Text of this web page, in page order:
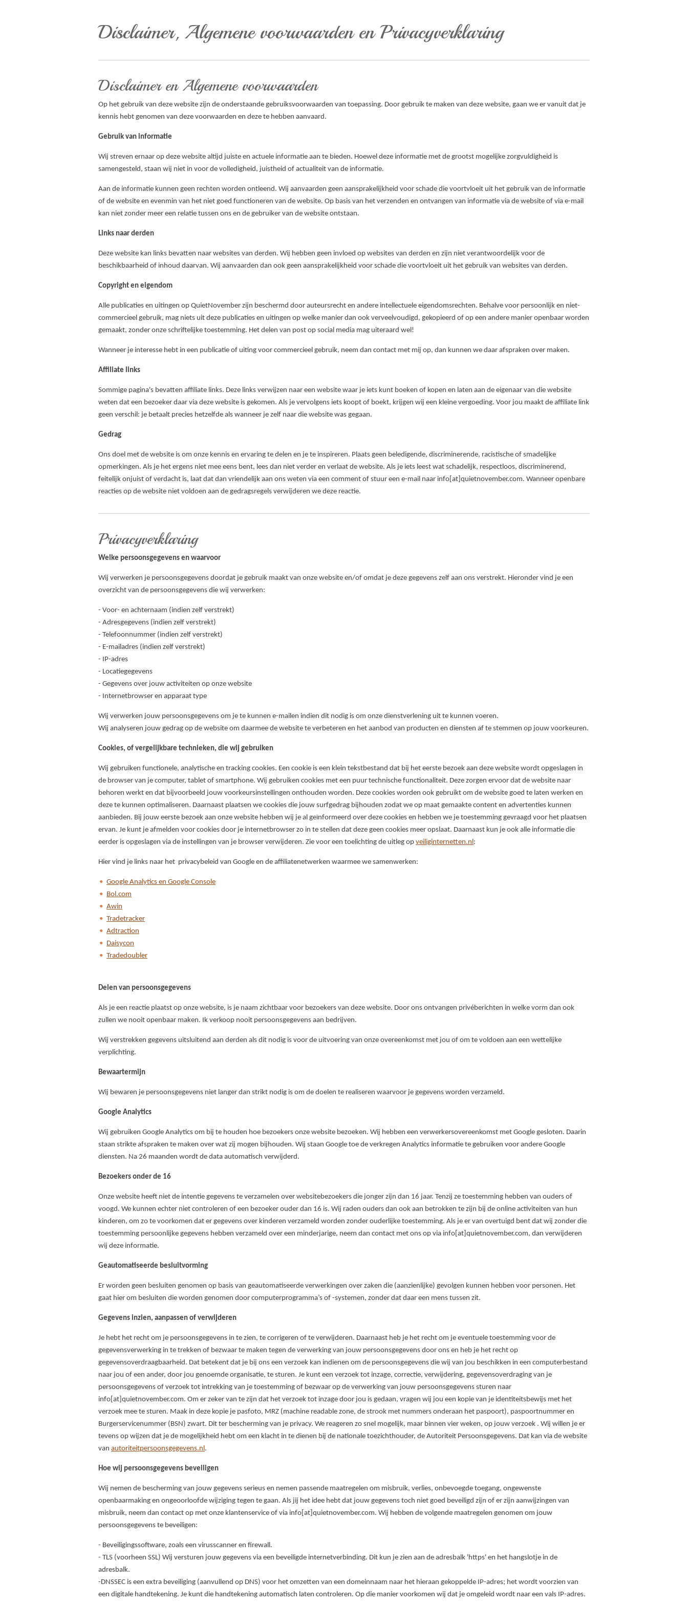
Disclaimer, Algemene voorwaarden en Privacyverklaring
Disclaimer en Algemene voorwaarden
Op het gebruik van deze website zijn de onderstaande gebruiksvoorwaarden van toepassing. Door gebruik te maken van deze website, gaan we er vanuit dat je
kennis hebt genomen van deze voorwaarden en deze te hebben aanvaard.
Gebruik van informatie
Wij streven ernaar op deze website altijd juiste en actuele informatie aan te bieden. Hoewel deze informatie met de grootst mogelijke zorgvuldigheid is
samengesteld, staan wij niet in voor de volledigheid, juistheid of actualiteit van de informatie.
Aan de informatie kunnen geen rechten worden ontleend. Wij aanvaarden geen aansprakelijkheid voor schade die voortvloeit uit het gebruik van de informatie
of de website en evenmin van het niet goed functioneren van de website. Op basis van het verzenden en ontvangen van informatie via de website of via e-mail
kan niet zonder meer een relatie tussen ons en de gebruiker van de website ontstaan.
Links naar derden
Deze website kan links bevatten naar websites van derden. Wij hebben geen invloed op websites van derden en zijn niet verantwoordelijk voor de
beschikbaarheid of inhoud daarvan. Wij aanvaarden dan ook geen aansprakelijkheid voor schade die voortvloeit uit het gebruik van websites van derden.
Copyright en eigendom
Alle publicaties en uitingen op QuietNovember zijn beschermd door auteursrecht en andere intellectuele eigendomsrechten. Behalve voor persoonlijk en niet-
commercieel gebruik, mag niets uit deze publicaties en uitingen op welke manier dan ook verveelvoudigd, gekopieerd of op een andere manier openbaar worden
gemaakt, zonder onze schriftelijke toestemming. Het delen van post op social media mag uiteraard wel!
Wanneer je interesse hebt in een publicatie of uiting voor commercieel gebruik, neem dan contact met mij op, dan kunnen we daar afspraken over maken.
Affiliate links
Sommige pagina's bevatten affiliate links. Deze links verwijzen naar een website waar je iets kunt boeken of kopen en laten aan de eigenaar van die website
weten dat een bezoeker daar via deze website is gekomen. Als je vervolgens iets koopt of boekt, krijgen wij een kleine vergoeding. Voor jou maakt de affiliate link
geen verschil: je betaalt precies hetzelfde als wanneer je zelf naar die website was gegaan.
Gedrag
Ons doel met de website is om onze kennis en ervaring te delen en je te inspireren. Plaats geen beledigende, discriminerende, racistische of smadelijke
opmerkingen. Als je het ergens niet mee eens bent, lees dan niet verder en verlaat de website. Als je iets leest wat schadelijk, respectloos, discriminerend,
feitelijk onjuist of verdacht is, laat dat dan vriendelijk aan ons weten via een comment of stuur een e-mail naar info[at]quietnovember.com. Wanneer openbare
reacties op de website niet voldoen aan de gedragsregels verwijderen we deze reactie.
Privacyverklaring
Welke persoonsgegevens en waarvoor
Wij verwerken je persoonsgegevens doordat je gebruik maakt van onze website en/of omdat je deze gegevens zelf aan ons verstrekt. Hieronder vind je een
overzicht van de persoonsgegevens die wij verwerken:
- Voor- en achternaam (indien zelf verstrekt)
- Adresgegevens (indien zelf verstrekt)
- Telefoonnummer (indien zelf verstrekt)
- E-mailadres (indien zelf verstrekt)
- IP-adres
- Locatiegegevens
- Gegevens over jouw activiteiten op onze website
- Internetbrowser en apparaat type
Wij verwerken jouw persoonsgegevens om je te kunnen e-mailen indien dit nodig is om onze dienstverlening uit te kunnen voeren.
Wij analyseren jouw gedrag op de website om daarmee de website te verbeteren en het aanbod van producten en diensten af te stemmen op jouw voorkeuren.
Cookies, of vergelijkbare technieken, die wij gebruiken
Wij gebruiken functionele, analytische en tracking cookies. Een cookie is een klein tekstbestand dat bij het eerste bezoek aan deze website wordt opgeslagen in
de browser van je computer, tablet of smartphone. Wij gebruiken cookies met een puur technische functionaliteit. Deze zorgen ervoor dat de website naar
behoren werkt en dat bijvoorbeeld jouw voorkeursinstellingen onthouden worden. Deze cookies worden ook gebruikt om de website goed te laten werken en
deze te kunnen optimaliseren. Daarnaast plaatsen we cookies die jouw surfgedrag bijhouden zodat we op maat gemaakte content en advertenties kunnen
aanbieden. Bij jouw eerste bezoek aan onze website hebben wij je al geïnformeerd over deze cookies en hebben we je toestemming gevraagd voor het plaatsen
ervan. Je kunt je afmelden voor cookies door je internetbrowser zo in te stellen dat deze geen cookies meer opslaat. Daarnaast kun je ook alle informatie die
eerder is opgeslagen via de instellingen van je browser verwijderen. Zie voor een toelichting de uitleg op veiliginternetten.nl:
Hier vind je links naar het privacybeleid van Google en de affiliatenetwerken waarmee we samenwerken:
Google Analytics en Google Console
Bol.com
Awin
Tradetracker
Adtraction
Daisycon
Tradedoubler
Delen van persoonsgegevens
Als je een reactie plaatst op onze website, is je naam zichtbaar voor bezoekers van deze website. Door ons ontvangen privéberichten in welke vorm dan ook
zullen we nooit openbaar maken. Ik verkoop nooit persoonsgegevens aan bedrijven.
Wij verstrekken gegevens uitsluitend aan derden als dit nodig is voor de uitvoering van onze overeenkomst met jou of om te voldoen aan een wettelijke
verplichting.
Bewaartermijn
Wij bewaren je persoonsgegevens niet langer dan strikt nodig is om de doelen te realiseren waarvoor je gegevens worden verzameld.
Google Analytics
Wij gebruiken Google Analytics om bij te houden hoe bezoekers onze website bezoeken. Wij hebben een verwerkersovereenkomst met Google gesloten. Daarin
staan strikte afspraken te maken over wat zij mogen bijhouden. Wij staan Google toe de verkregen Analytics informatie te gebruiken voor andere Google
diensten. Na 26 maanden wordt de data automatisch verwijderd.
Bezoekers onder de 16
Onze website heeft niet de intentie gegevens te verzamelen over websitebezoekers die jonger zijn dan 16 jaar. Tenzij ze toestemming hebben van ouders of
voogd. We kunnen echter niet controleren of een bezoeker ouder dan 16 is. Wij raden ouders dan ook aan betrokken te zijn bij de online activiteiten van hun
kinderen, om zo te voorkomen dat er gegevens over kinderen verzameld worden zonder ouderlijke toestemming. Als je er van overtuigd bent dat wij zonder die
toestemming persoonlijke gegevens hebben verzameld over een minderjarige, neem dan contact met ons op via info[at]quietnovember.com, dan verwijderen
wij deze informatie.
Geautomatiseerde besluitvorming
Er worden geen besluiten genomen op basis van geautomatiseerde verwerkingen over zaken die (aanzienlijke) gevolgen kunnen hebben voor personen. Het
gaat hier om besluiten die worden genomen door computerprogramma’s of -systemen, zonder dat daar een mens tussen zit.
Gegevens inzien, aanpassen of verwijderen
Je hebt het recht om je persoonsgegevens in te zien, te corrigeren of te verwijderen. Daarnaast heb je het recht om je eventuele toestemming voor de
gegevensverwerking in te trekken of bezwaar te maken tegen de verwerking van jouw persoonsgegevens door ons en heb je het recht op
gegevensoverdraagbaarheid. Dat betekent dat je bij ons een verzoek kan indienen om de persoonsgegevens die wij van jou beschikken in een computerbestand
naar jou of een ander, door jou genoemde organisatie, te sturen. Je kunt een verzoek tot inzage, correctie, verwijdering, gegevensoverdraging van je
persoonsgegevens of verzoek tot intrekking van je toestemming of bezwaar op de verwerking van jouw persoonsgegevens sturen naar
info[at]quietnovember.com. Om er zeker van te zijn dat het verzoek tot inzage door jou is gedaan, vragen wij jou een kopie van je identiteitsbewijs met het
verzoek mee te sturen. Maak in deze kopie je pasfoto, MRZ (machine readable zone, de strook met nummers onderaan het paspoort), paspoortnummer en
Burgerservicenummer (BSN) zwart. Dit ter bescherming van je privacy. We reageren zo snel mogelijk, maar binnen vier weken, op jouw verzoek . Wij willen je er
tevens op wijzen dat je de mogelijkheid hebt om een klacht in te dienen bij de nationale toezichthouder, de Autoriteit Persoonsgegevens. Dat kan via de website
van autoriteitpersoonsgegevens.nl.
Hoe wij persoonsgegevens beveiligen
Wij nemen de bescherming van jouw gegevens serieus en nemen passende maatregelen om misbruik, verlies, onbevoegde toegang, ongewenste
openbaarmaking en ongeoorloofde wijziging tegen te gaan. Als jij het idee hebt dat jouw gegevens toch niet goed beveiligd zijn of er zijn aanwijzingen van
misbruik, neem dan contact op met onze klantenservice of via info[at]quietnovember.com. Wij hebben de volgende maatregelen genomen om jouw
persoonsgegevens te beveiligen:
- Beveiligingssoftware, zoals een virusscanner en firewall.
- TLS (voorheen SSL) Wij versturen jouw gegevens via een beveiligde internetverbinding. Dit kun je zien aan de adresbalk 'https' en het hangslotje in de
adresbalk.
-DNSSEC is een extra beveiliging (aanvullend op DNS) voor het omzetten van een domeinnaam naar het hieraan gekoppelde IP-adres; het wordt voorzien van
een digitale handtekening. Je kunt die handtekening automatisch laten controleren. Op die manier voorkomen wij dat je omgeleid wordt naar een vals IP-adres.